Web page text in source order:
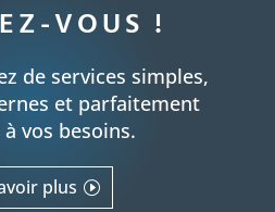
VOUS !
de services simples,
et parfaitement
vos besoins.
plus